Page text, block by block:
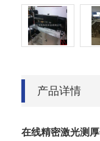
产品详情
在线精密激光测